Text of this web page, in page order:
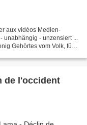
aux vidéos Medien-
unabhängig - unzensiert ...
Gehörtes vom Volk, für
de l'occident